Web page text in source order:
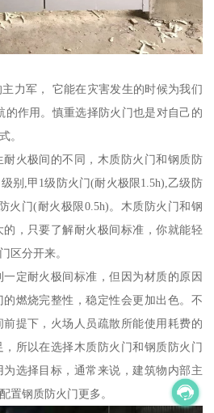
力军， 它能在灾害发生的时候为我们
的作用。慎重选择防火门也是对自己的
。
火极间的不同，木质防火门和钢质防
别,甲1级防火门(耐火极限1.5h),乙级防
火门(耐火极限0.5h)。木质防火门和钢
，只要了解耐火极间标准，你就能轻
区分开来。
耐火极间标准，但因为材质的原因
燃烧完整性，稳定性会更加出色。不
提下，火场人员疏散所能使用耗费的
所以在选择木质防火门和钢质防火门
选择目标，通常来说，建筑物内部主
置钢质防火门更多。